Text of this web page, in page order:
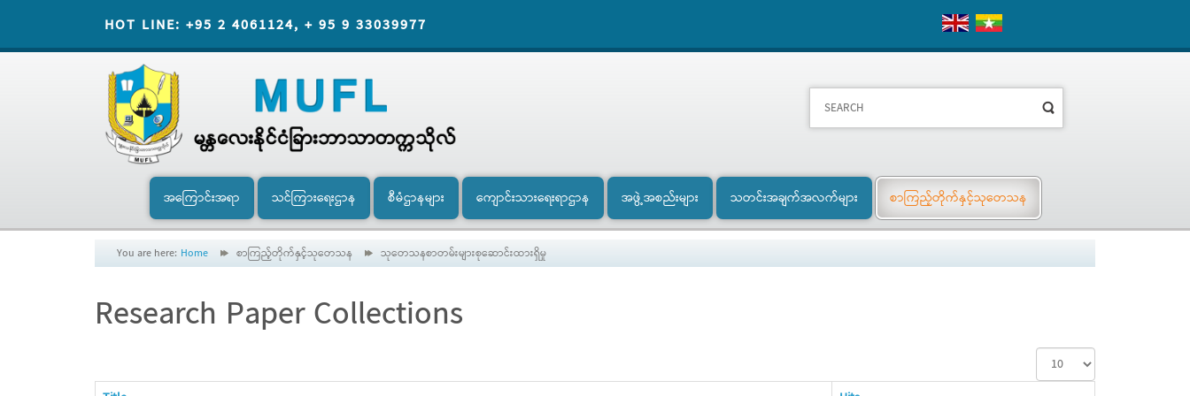
HOT LINE: +95 2 4061124, + 95 9 33039977
အကြောင်းအရာ သင်ကြားရေးဌာန စီမံဌာနများ ကျောင်းသားရေးရာဌာန အဖွဲ့အစည်းများ သတင်းအချက်အလက်များ စာကြည့်တိုက်နှင့်သုတေသန
You are here: Home စာကြည့်တိုက်နှင့်သုတေသန သုတေသနစာတမ်းများစုဆောင်းထားရှိမှု
Research Paper Collections
Display
#